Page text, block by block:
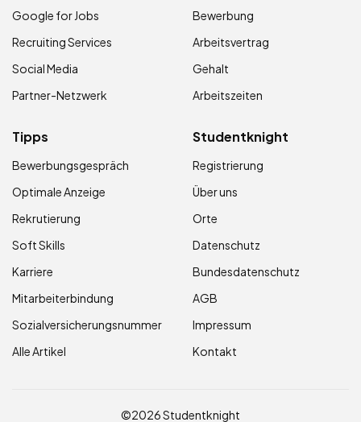
Google for Jobs
Recruiting Services
Social Media
Partner-Netzwerk
Bewerbung
Arbeitsvertrag
Gehalt
Arbeitszeiten
Tipps
Bewerbungsgespräch
Optimale Anzeige
Rekrutierung
Soft Skills
Karriere
Mitarbeiterbindung
Sozialversicherungsnummer
Alle Artikel
Studentknight
Registrierung
Über uns
Orte
Datenschutz
Bundesdatenschutz
AGB
Impressum
Kontakt
©2026 Studentknight